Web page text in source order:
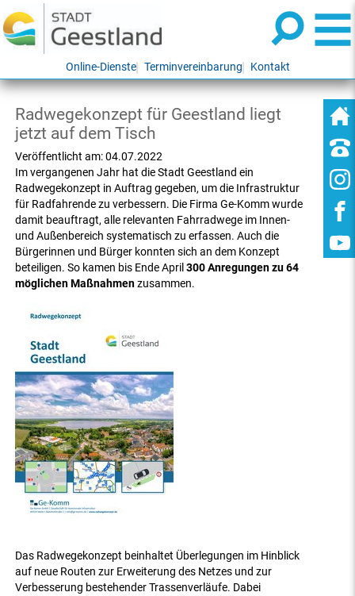
Online-Dienste Terminvereinbarung Kontakt
Radwegekonzept für Geestland liegt
jetzt auf dem Tisch
Veröffentlicht am:04.07.2022
Im vergangenen Jahr hat die Stadt Geestland ein
Radwegekonzept in Auftrag gegeben, um die Infrastruktur
für Radfahrende zu verbessern. Die Firma Ge-Komm wurde
damit beauftragt, alle relevanten Fahrradwege im Innen-
und Außenbereich systematisch zu erfassen. Auch die
Bürgerinnen und Bürger konnten sich an dem Konzept
beteiligen. So kamen bis Ende April300 Anregungen zu 64
möglichen Maßnahmenzusammen.
Das Radwegekonzept beinhaltet Überlegungen im Hinblick
auf neue Routen zur Erweiterung des Netzes und zur
Verbesserung bestehender Trassenverläufe. Dabei